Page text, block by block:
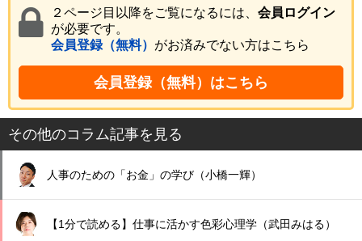
２ページ目以降をご覧になるには、 会員ログイン
が必要です。
会員登録（無料） がお済みでない方はこちら
会員登録（無料）はこちら
その他のコラム記事を見る
人事のための「お金」の学び（小橋一輝）
【1分で読める】仕事に活かす色彩心理学（武田みはる）